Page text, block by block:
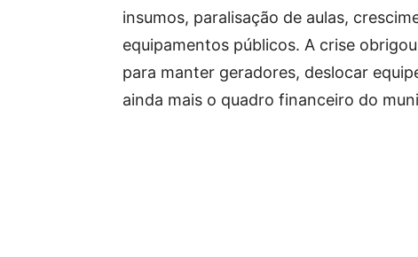
insumos, paralisação de aulas,
equipamentos públicos. A crise
para manter geradores, deslocar
ainda mais o quadro financeiro do